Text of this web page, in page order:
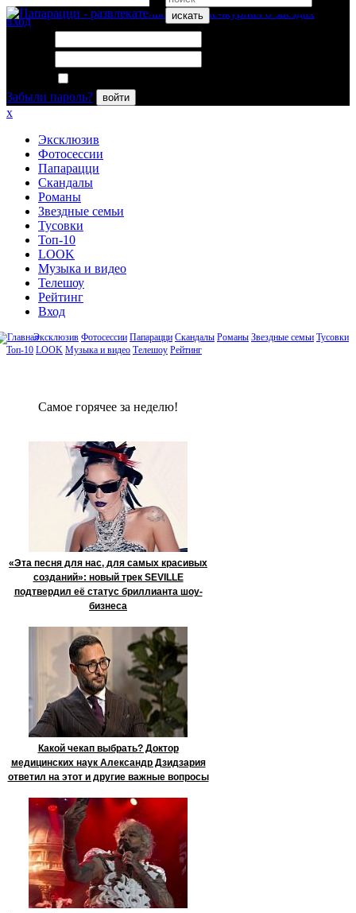
искать
вход
Забыли пароль?
войти
x
Эксклюзив
Фотосессии
Папарацци
Скандалы
Романы
Звездные семьи
Тусовки
Топ-10
LOOK
Музыка и видео
Телешоу
Рейтинг
Вход
Эксклюзив Фотосессии Папарацци Скандалы Романы Звездные семьи Тусовки
Топ-10 LOOK Музыка и видео Телешоу Рейтинг
Сaмое гoрячее за неделю!
«Эта песня для нас, для самых красивых
созданий»: новый трек SEVILLE
подтвердил её статус бриллианта шоу-
бизнеса
Какой чекап выбрать? Доктор
медицинских наук Александр Дзидзария
ответил на этот и другие важные вопросы